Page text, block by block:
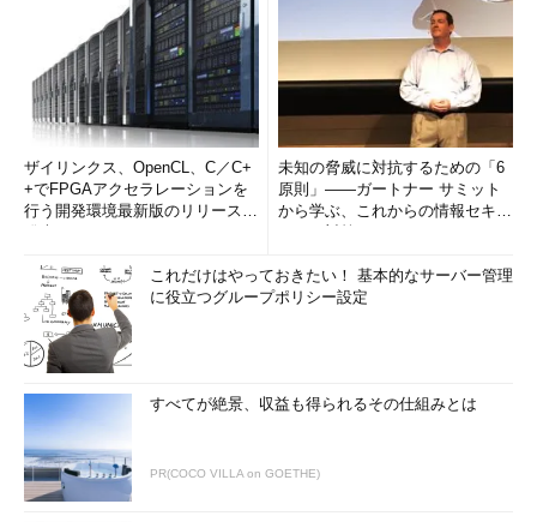
ザイリンクス、OpenCL、C／C+
+でFPGAアクセラレーションを
行う開発環境最新版のリリースを
未知の脅威に対抗するための「6
原則」――ガートナー サミット
から学ぶ、これからの情報セキュ
これだけはやっておきたい！ 基本的なサーバー管理
に役立つグループポリシー設定
すべてが絶景、収益も得られるその仕組みとは
PR(COCO VILLA on GOETHE)